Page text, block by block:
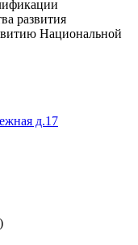
развития
Национальной
д.17